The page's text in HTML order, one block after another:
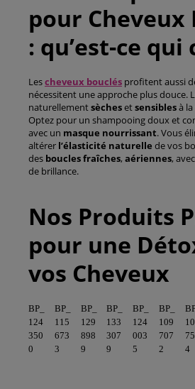
pour Cheveux
: qu’est-ce qui
Lescheveux bouclés profitent aussi
nécessitent une approche plus douce.
naturellementsèchesetsensiblesà la
Optez pour un shampooing doux et
avec un masque nourrissant. Vous
altérer l’élasticité naturelle de vos
des boucles fraîches, aériennes,
de brillance.
Nos Produits
pour une
vos Cheveux
BP_
124
350
0
BP_
115
673
3
BP_
129
898
9
BP_
133
307
9
BP_
124
003
5
BP_
109
707
2
4